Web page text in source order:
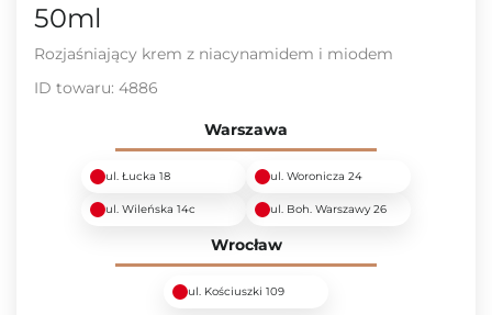
50ml
Rozjaśniający krem z niacynamidem i miodem
ID towaru: 4886
Warszawa
ul. Łucka 18 ul. Woronicza 24
ul. Wileńska 14c ul. Boh. Warszawy 26
Wrocław
ul. Kościuszki 109